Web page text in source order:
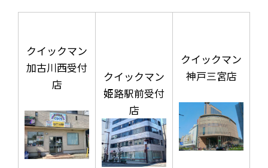
クイックマン
加古川西受付
店
クイックマン
姫路駅前受付
店
クイックマン
神戸三宮店